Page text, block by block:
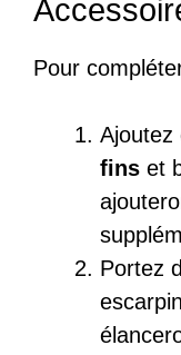
Pour
Ajoutez
fins et
Portez